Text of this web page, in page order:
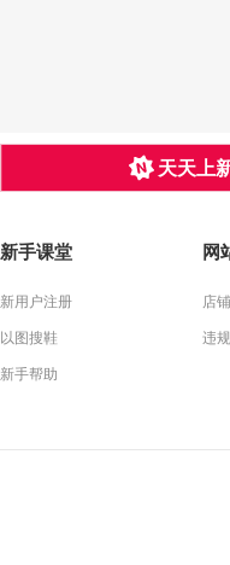
天天上
新手课堂
新用户注册
以图搜鞋
新手帮助
网
店
违